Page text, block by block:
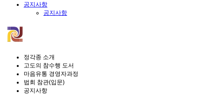
공지사항
공지사항
정각종 소개
고도의 참수행 도서
마음유통 경영자과정
법회 참관(입문)
공지사항